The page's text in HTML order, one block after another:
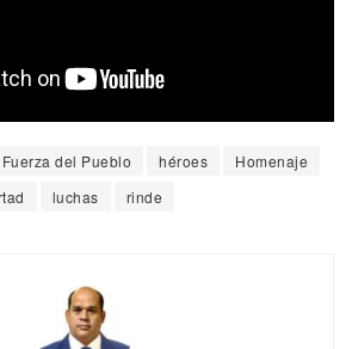
Fuerza del Pueblo héroes
Homenaje
luchas rinde